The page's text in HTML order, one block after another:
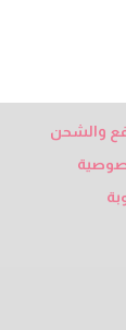
والشحن